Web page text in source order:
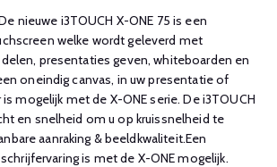
nieuwe i3TOUCH X-ONE 75 is een
welke wordt geleverd met
presentaties geven, whiteboarden en
oneindig canvas, in uw presentatie of
mogelijk met de X-ONE serie. De i3TOUCH
en snelheid om u op kruissnelheid te
aanraking & beeldkwaliteit.Een
is met de X-ONE mogelijk.